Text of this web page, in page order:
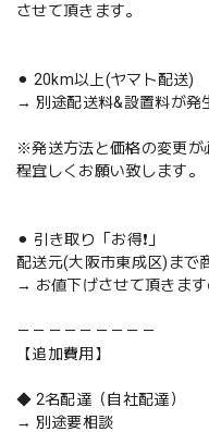
させて頂きます。
⚫︎ 20km以上(ヤマト配送)
→ 別途配送料&設置料が発
※発送方法と価格の変更が
程宜しくお願い致します。
⚫︎ 引き取り「お得❗️」
配送元(大阪市東成区)まで
→ お値下げさせて頂きま
－－－－－－－－－
【追加費用】
◆ 2名配達（自社配達）
→ 別途要相談